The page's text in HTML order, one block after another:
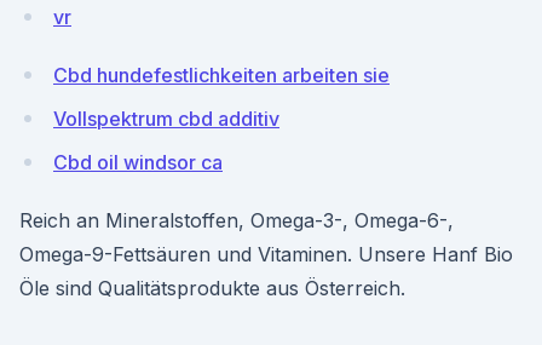
vr
Cbd hundefestlichkeiten arbeiten sie
Vollspektrum cbd additiv
Cbd oil windsor ca
Reich an Mineralstoffen, Omega-3-, Omega-6-,
Omega-9-Fettsäuren und Vitaminen. Unsere Hanf Bio
Öle sind Qualitätsprodukte aus Österreich.